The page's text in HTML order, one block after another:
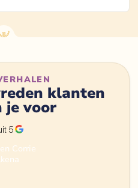
klanten
je voor
5